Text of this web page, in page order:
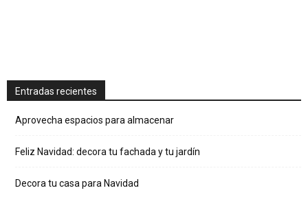
Entradas recientes
Aprovecha espacios para almacenar
Feliz Navidad: decora tu fachada y tu jardín
Decora tu casa para Navidad